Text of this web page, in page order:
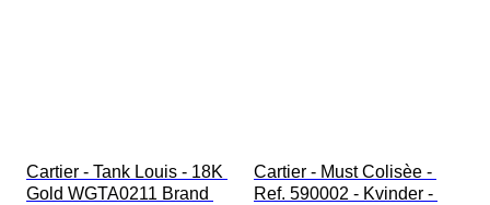
Cartier - Tank Louis - 18K
Gold WGTA0211 Brand
Cartier - Must Colisèe -
Ref. 590002 - Kvinder -